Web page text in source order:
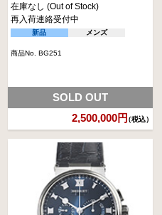
在庫なし (Out of Stock)
再入荷連絡受付中
新品 メンズ
商品No. BG251
2,500,000円（税込）
SOLD OUT